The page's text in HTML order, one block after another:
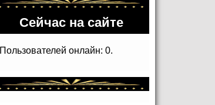
Сейчас на сайте
Пользователей онлайн: 0.